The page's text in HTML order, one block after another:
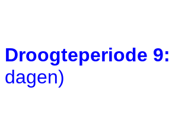
Droogteperiode 9:
dagen)